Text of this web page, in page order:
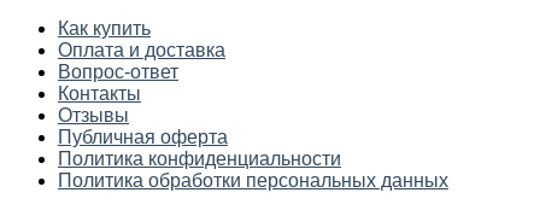
Как купить
Оплата и доставка
Вопрос-ответ
Контакты
Отзывы
Публичная оферта
Политика конфиденциальности
Политика обработки персональных данных